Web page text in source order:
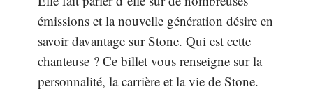
émissions et la nouvelle génération désire en
savoir davantage sur Stone. Qui est cette
chanteuse ? Ce billet vous renseigne sur la
personnalité, la carrière et la vie de Stone.